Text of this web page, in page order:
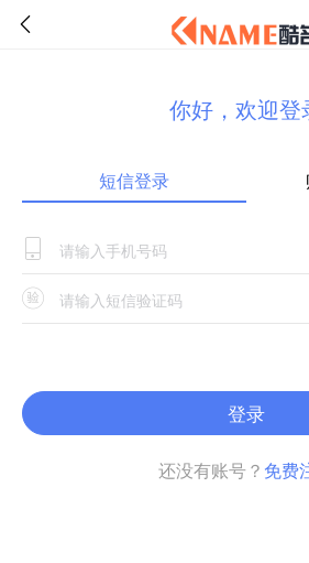
你好，欢迎登
短信登录
登录
还没有账号？ 免费